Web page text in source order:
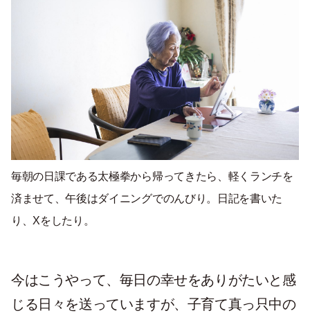
毎朝の日課である太極拳から帰ってきたら、軽くランチを
済ませて、午後はダイニングでのんびり。日記を書いた
り、Xをしたり。
今はこうやって、毎日の幸せをありがたいと感
じる日々を送っていますが、子育て真っ只中の